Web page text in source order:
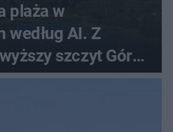
plaża w
według AI. Z
szczyt Gór